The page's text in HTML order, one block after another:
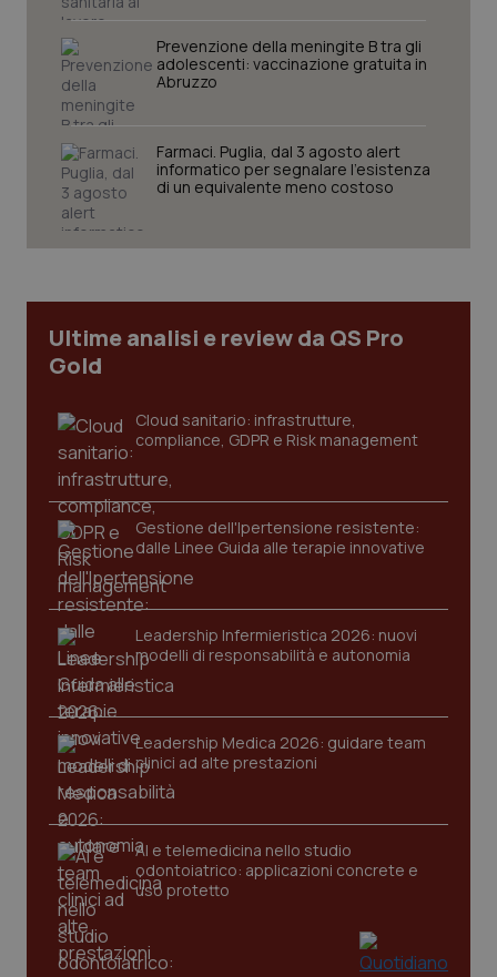
Prevenzione della meningite B tra gli
adolescenti: vaccinazione gratuita in
Abruzzo
Farmaci. Puglia, dal 3 agosto alert
informatico per segnalare l’esistenza
di un equivalente meno costoso
Ultime analisi e review da QS Pro
Gold
Cloud sanitario: infrastrutture,
compliance, GDPR e Risk management
Gestione dell'Ipertensione resistente:
dalle Linee Guida alle terapie innovative
Leadership Infermieristica 2026: nuovi
modelli di responsabilità e autonomia
Leadership Medica 2026: guidare team
clinici ad alte prestazioni
AI e telemedicina nello studio
odontoiatrico: applicazioni concrete e
uso protetto
Necessari
I cookie necessari contribuiscono a rendere fruibile il
sito web abilitandone funzionalità di base quali la
navigazione sulle pagine e l'accesso alle aree
protette del sito. Il sito web non è in grado di
funzionare correttamente senza questi cookie.
Nome
Fornitore/Dominio
VISITOR_PRIVACY_METADATA
YouTube
CookieScriptConsent
CookieScript
www.quotidianosanita.it
tracking-sites-ironfish-
tracking-enable
www.quotidianosanita.it
tracking-sites-ironfish-
session-id
www.quotidianosanita.it